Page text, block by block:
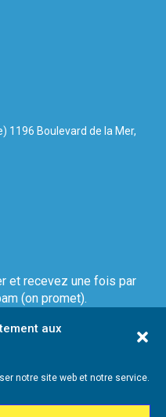
aux
notre site web et notre service.
1196 Boulevard de la Mer,
et recevez une fois par
(on promet).